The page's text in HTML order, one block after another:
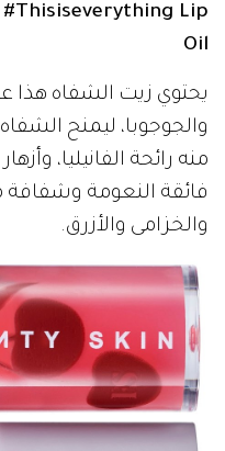
Lip
Oil
يحتوي زيت الشفاه هذا
والجوجوبا، ليمنح
منه رائحة الفانيليا،
فائقة النعومة وشفافة
والخزامى والأزرق.